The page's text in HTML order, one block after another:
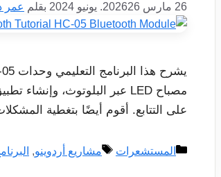
26 مارس 2026 26. يونيو 2024 بقلم عمر
على التتابع. أقوم أيضًا بتغطية
التصنيفات
المستشعرات الوسوم
مشاريع أردوينو,